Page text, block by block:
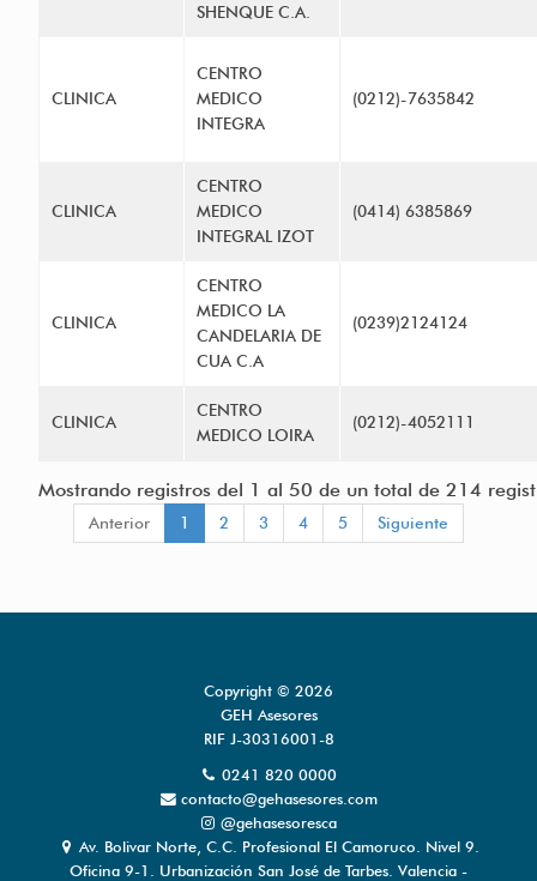
SHENQUE C.A.
CLINICA
CENTRO
MEDICO
INTEGRA
(0212)-7635842
CLINICA
CENTRO
MEDICO
INTEGRAL IZOT
(0414) 6385869
CLINICA
CENTRO
MEDICO LA
CANDELARIA DE
CUA C.A
(0239)2124124
CLINICA
CENTRO
MEDICO LOIRA
(0212)-4052111
Mostrando registros del 1 al 50 de un total de 214
Anterior 1 2 3 4 5 Siguiente
Copyright © 2026
GEH Asesores
RIF J-30316001-8
0241 820 0000
contacto@gehasesores.com
@gehasesoresca
Av. Bolivar Norte, C.C. Profesional El Camoruco. Nivel 9.
Oficina 9-1. Urbanización San José de Tarbes. Valencia -